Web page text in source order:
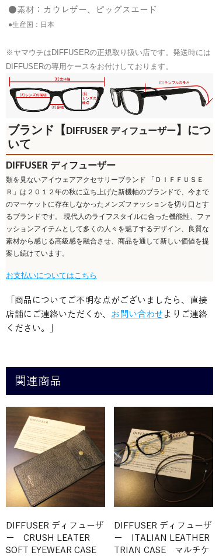
眼
鏡
ー
ス
Green&Beige
SG1024G
●素材：カウレザー、ピッグスエード
●生産国：日本
※ヤマウチはDIFFUSERの正規取り扱い店です。発送時には
DIFFUSERの専用ケースをお付けしております。
ブランド【DIFFUSER ディフューザー】につ
いて
DIFFUSER ディフューザー
類を見ないアイウェアアクセサリーブランド 「ＤＩＦＦＵＳＥ
Ｒ」は２０１２年の秋に立ち上げた新機軸のブランドで、今まで
のマーケットに存在しなかったメンズファッションを切り口とす
るブランドです。 現代人のライフスタイルに合った機能性、ファ
ッションアイテムとして多くの人々を魅了するデザイン、良質な
素材から感じる高級感を融合させ、商品を通して新しい価値を提
案し続けています。
お支払いについてはこちら
「商品についてご不明な点がございましたら、直接
店舗にご連絡いただくか、 お問い合わせよりご連絡
ください。」
関連商品
DIFFUSER ディフューザ
ー CRUSH LEATER
SOFT EYEWEAR CASE
DIFFUSER ディフューザ
ー ITALIAN LEATHER
TRIAN CASE マルチケ